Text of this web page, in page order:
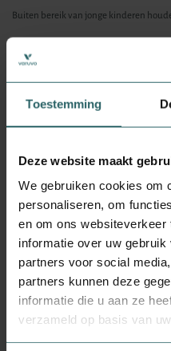
Toestemming
Deze website maakt
We gebruiken cookies om
personaliseren, om
en om ons
informatie over uw
partners voor social
partners kunnen deze
informatie die u aan ze
verzameld op basis van
Buiten bereik van jonge kinderen
het etiket.
zwangerschap, lactatie,
Zonnebloemolie, rundergelatine
water, cholecalciferol (Halal).
Hoe te gebruiken
Elke dag 1 parel met water innemen,
gezondheidsraad adviseert ouderen
vitamine D aan: - Vrouwen vanaf 50
mensen die weinig buiten komen of